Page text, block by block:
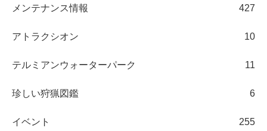
メンテナンス情報 427
アトラクシオン 10
テルミアンウォーターパーク 11
珍しい狩猟図鑑 6
イベント 255